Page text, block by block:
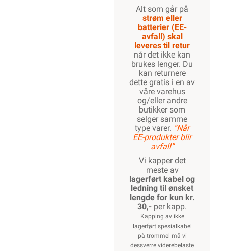
Alt som går på
strøm eller
batterier (EE-
avfall) skal
leveres til retur
når det ikke kan
brukes lenger. Du
kan returnere
dette gratis i en av
våre varehus
og/eller andre
butikker som
selger samme
type varer. “Når
EE-produkter blir
avfall”
Vi kapper det
meste av
lagerført kabel og
ledning til ønsket
lengde for kun kr.
30,- per kapp.
Kapping av ikke
lagerført spesialkabel
på trommel må vi
dessverre viderebelaste